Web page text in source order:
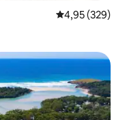
4,95 de uma
4,95 (329)